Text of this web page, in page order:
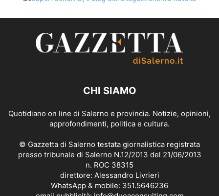
CHI SIAMO
Quotidiano on line di Salerno e provincia. Notizie, opinioni,
approfondimenti, politica e cultura.
© Gazzetta di Salerno testata giornalistica registrata
presso tribunale di Salerno N.12/2013 del 21/06/2013
n. ROC 38315
direttore: Alessandro Livrieri
WhatsApp & mobile: 351.5646236